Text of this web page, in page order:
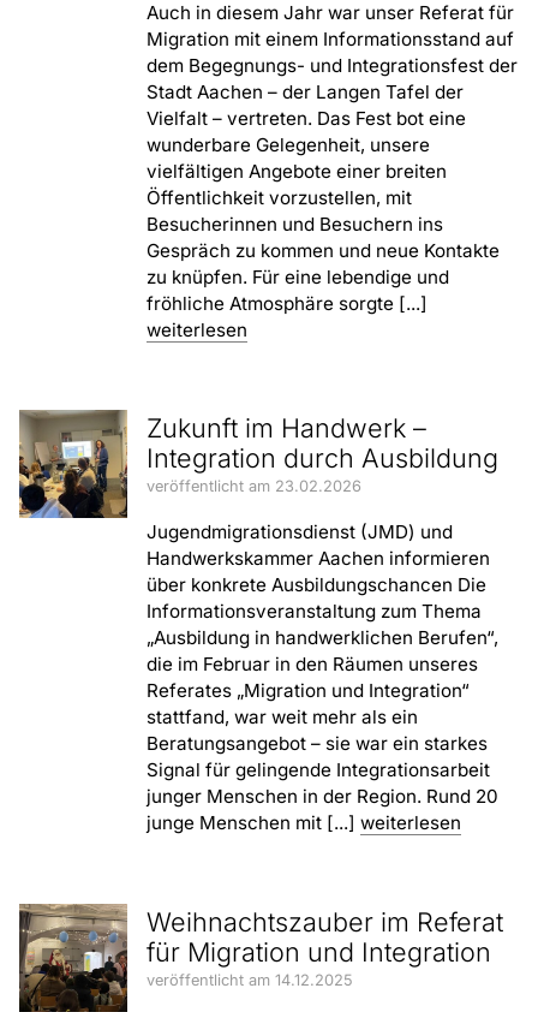
Auch in diesem Jahr war unser Referat für
Migration mit einem Informationsstand auf
dem Begegnungs- und Integrationsfest der
Stadt Aachen – der Langen Tafel der
Vielfalt – vertreten. Das Fest bot eine
wunderbare Gelegenheit, unsere
vielfältigen Angebote einer breiten
Öffentlichkeit vorzustellen, mit
Besucherinnen und Besuchern ins
Gespräch zu kommen und neue Kontakte
zu knüpfen. Für eine lebendige und
fröhliche Atmosphäre sorgte [...]
weiterlesen
Zukunft im Handwerk –
Integration durch Ausbildung
veröffentlicht am 23.02.2026
Jugendmigrationsdienst (JMD) und
Handwerkskammer Aachen informieren
über konkrete Ausbildungschancen Die
Informationsveranstaltung zum Thema
„Ausbildung in handwerklichen Berufen“,
die im Februar in den Räumen unseres
Referates „Migration und Integration“
stattfand, war weit mehr als ein
Beratungsangebot – sie war ein starkes
Signal für gelingende Integrationsarbeit
junger Menschen in der Region. Rund 20
junge Menschen mit [...] weiterlesen
Weihnachtszauber im Referat
für Migration und Integration
veröffentlicht am 14.12.2025